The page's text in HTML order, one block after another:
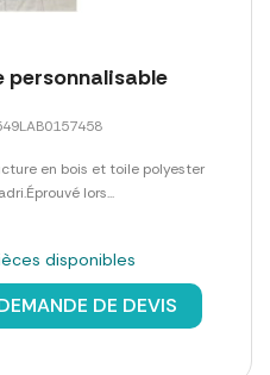
personnalisable
en bois et toile polyester
lors...
disponibles
DE DEVIS